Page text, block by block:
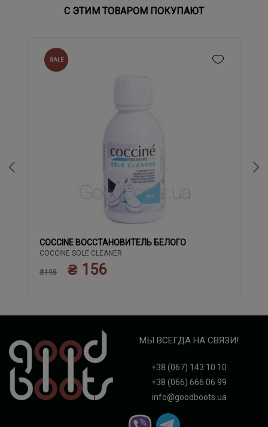
С ЭТИМ ТОВАРОМ ПОКУПАЮТ
SALE
COCCINE ВОССТАНОВИТЕЛЬ БЕЛОГО
COCCINE SOLE CLEANER
₴195 ₴ 156
МЫ ВСЕГДА НА СВЯЗИ!
+38 (067) 143 10 10
+38 (066) 666 06 99
info@goodboots.ua